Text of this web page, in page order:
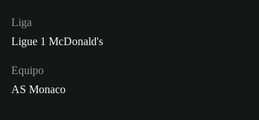
Liga
Ligue 1 McDonald's
Equipo
AS Monaco